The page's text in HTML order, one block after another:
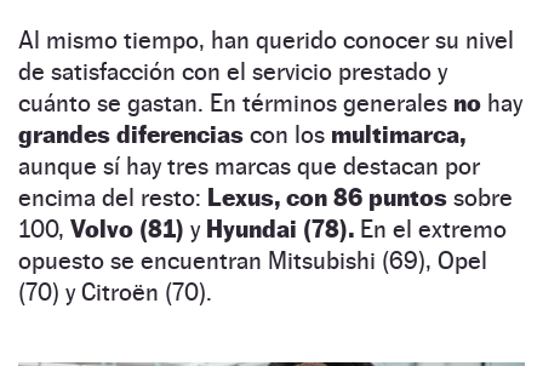
Al mismo tiempo, han querido conocer su nivel
de satisfacción con el servicio prestado y
cuánto se gastan. En términos generales no hay
grandes diferencias con los multimarca,
aunque sí hay tres marcas que destacan por
encima del resto: Lexus, con 86 puntos sobre
100, Volvo (81) y Hyundai (78). En el extremo
opuesto se encuentran Mitsubishi (69), Opel
(70) y Citroën (70).